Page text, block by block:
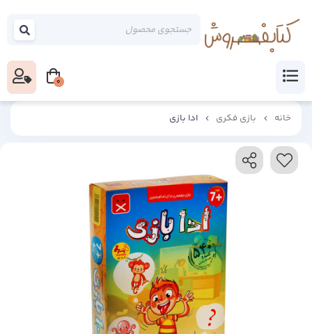
خانه بازی فکری ادا بازی
0